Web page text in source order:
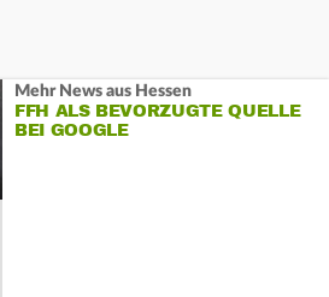
Mehr News aus Hessen
FFH ALS BEVORZUGTE QUELLE
BEI GOOGLE